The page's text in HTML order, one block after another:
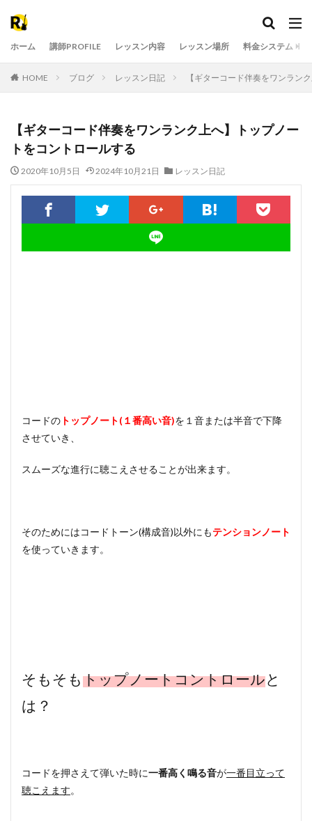
ホーム 講師PROFILE レッスン内容 レッスン場所 料金システム
HOME ブログ レッスン日記 【ギターコード伴奏をワンラン
【ギターコード伴奏をワンランク上へ】トップノー
トをコントロールする
2020年10月5日 2024年10月21日 レッスン日記
コードの トップノート(１番高い音)を１音または半音で下降
させていき、
スムーズな進行に聴こえさせることが出来ます。
そのためにはコードトーン(構成音)以外にもテンションノート
を使っていきます。
そもそもトップノートコントロールと
は？
コードを押さえて弾いた時に一番高く鳴る音が一番目立って
聴こえます。